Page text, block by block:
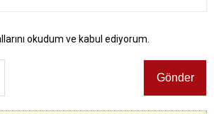
okudum ve kabul ediyorum.